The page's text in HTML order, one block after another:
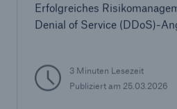
Erfolgreiches
Denial of Service (DDoS)-
3 Minuten Lesezeit
Publiziert am 25.03.2026